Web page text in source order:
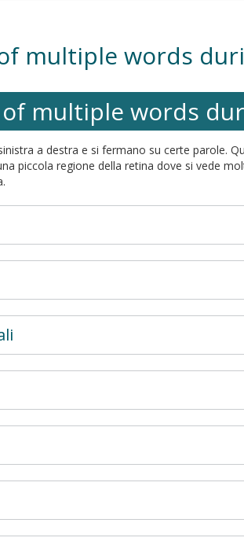
multiple words
multiple words
a destra e si fermano su certe parole.
piccola regione della retina dove si vede